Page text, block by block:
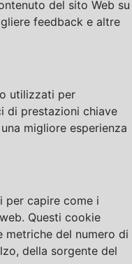
del sito Web su
feedback e altre
utilizzati per
di prestazioni chiave
migliore esperienza
per capire come i
Questi cookie
metriche del numero di
della sorgente del